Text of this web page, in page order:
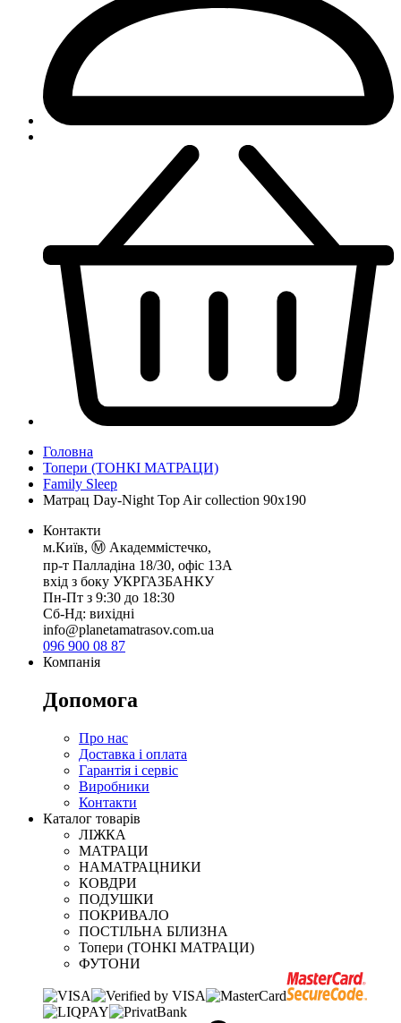
Головна
Топери (ТОНКІ МАТРАЦИ)
Family Sleep
Матрац Day-Night Top Air collection 90x190
Контакти
м.Київ, Ⓜ️ Академмістечко,
пр-т Палладіна 18/30, офіс 13А
вхід з боку УКРГАЗБАНКУ
Пн-Пт з 9:30 до 18:30
Сб-Нд: вихідні
info@planetamatrasov.com.ua
096 900 08 87
Компанія
Допомога
Про нас
Доставка і оплата
Гарантія і сервіс
Виробники
Контакти
Каталог товарів
ЛІЖКА
МАТРАЦИ
НАМАТРАЦНИКИ
КОВДРИ
ПОДУШКИ
ПОКРИВАЛО
ПОСТІЛЬНА БІЛИЗНА
Топери (ТОНКІ МАТРАЦИ)
ФУТОНИ